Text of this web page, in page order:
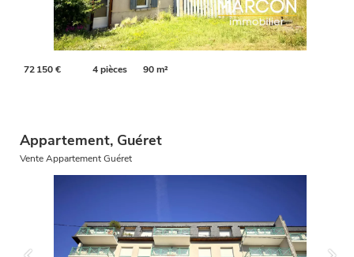
72 150 € 4 pièces 90 m²
Appartement, Guéret
Vente Appartement Guéret